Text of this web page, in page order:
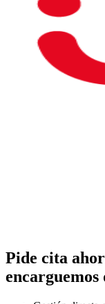
Pide cita
encarguemos